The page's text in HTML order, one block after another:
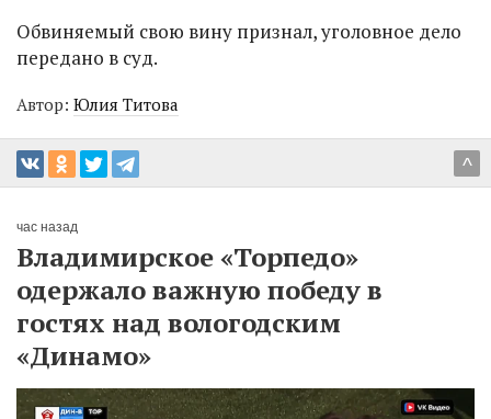
Обвиняемый свою вину признал, уголовное дело
передано в суд.
Автор: Юлия Титова
^
час назад
Владимирское «Торпедо»
одержало важную победу в
гостях над вологодским
«Динамо»